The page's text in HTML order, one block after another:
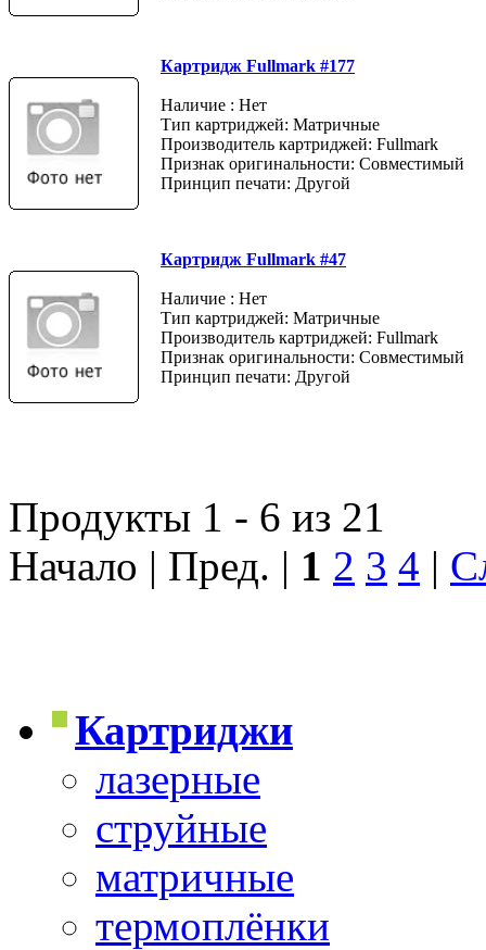
Картридж Fullmark #177
Наличие : Нет
Тип картриджей: Матричные
Производитель картриджей: Fullmark
Признак оригинальности: Совместимый
Принцип печати: Другой
Картридж Fullmark #47
Наличие : Нет
Тип картриджей: Матричные
Производитель картриджей: Fullmark
Признак оригинальности: Совместимый
Принцип печати: Другой
Продукты 1 - 6 из 21
Начало | Пред. | 1 2 3 4 |
Картриджи
лазерные
струйные
матричные
термоплёнки